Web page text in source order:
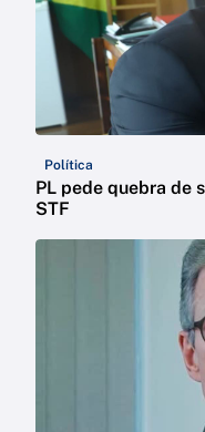
Política
PL pede quebra de
STF